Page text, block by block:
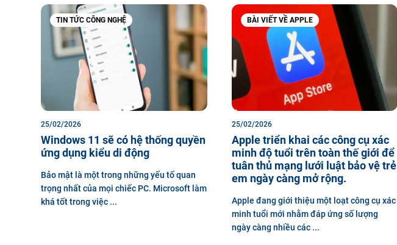
TIN TỨC CÔNG NGHỆ
25/02/2026
Windows 11 sẽ có hệ thống quyền
ứng dụng kiểu di động
Bảo mật là một trong những yếu tố quan
trọng nhất của mọi chiếc PC. Microsoft làm
khá tốt trong việc ...
BÀI VIẾT VỀ APPLE
25/02/2026
Apple triển khai các công cụ xác
minh độ tuổi trên toàn thế giới để
tuân thủ mạng lưới luật bảo vệ trẻ
em ngày càng mở rộng.
Apple đang giới thiệu một loạt công cụ xác
minh tuổi mới nhằm đáp ứng số lượng
ngày càng nhiều các ...